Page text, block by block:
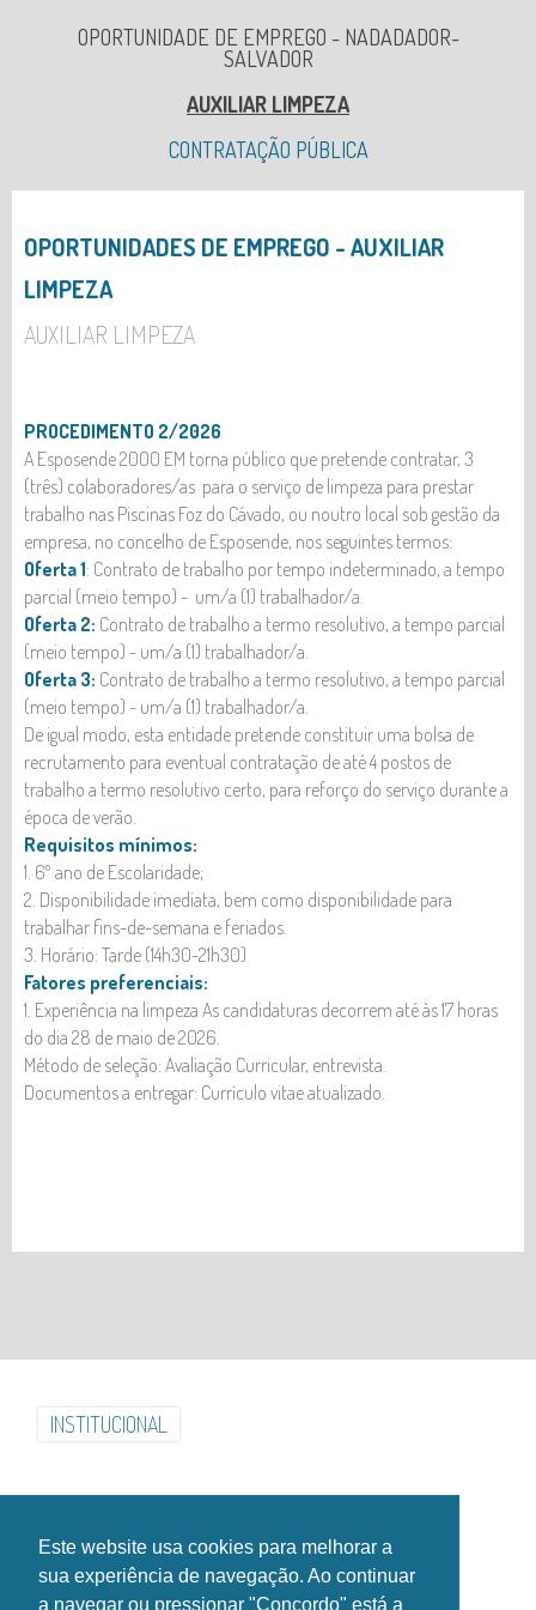
Este website usa cookies para melhorar a
sua experiência de navegação. Ao continuar
a navegar ou pressionar "Concordo" está a
OPORTUNIDADE DE EMPREGO - NADADADOR-
SALVADOR
AUXILIAR LIMPEZA
CONTRATAÇÃO PÚBLICA
AJUSTES DIRETOS
CONCURSOS PÚBLICOS
HASTA PÚBLICA - ATRIBUIÇÃO ESPAÇOS - ESPOSENDE
OPORTUNIDADES DE EMPREGO - AUXILIAR
LIMPEZA
AUXILIAR LIMPEZA
PROCEDIMENTO 2/2026
A Esposende 2000 EM torna público que pretende contratar, 3
(três) colaboradores/as para o serviço de limpeza para prestar
trabalho nas Piscinas Foz do Cávado, ou noutro local sob gestão da
empresa, no concelho de Esposende, nos seguintes termos:
Oferta 1: Contrato de trabalho por tempo indeterminado, a tempo
parcial (meio tempo) - um/a (1) trabalhador/a.
Oferta 2: Contrato de trabalho a termo resolutivo, a tempo parcial
(meio tempo) - um/a (1) trabalhador/a.
Oferta 3: Contrato de trabalho a termo resolutivo, a tempo parcial
(meio tempo) - um/a (1) trabalhador/a.
De igual modo, esta entidade pretende constituir uma bolsa de
recrutamento para eventual contratação de até 4 postos de
trabalho a termo resolutivo certo, para reforço do serviço durante a
época de verão.
Requisitos mínimos:
1. 6º ano de Escolaridade;
2. Disponibilidade imediata, bem como disponibilidade para
trabalhar fins-de-semana e feriados.
3. Horário: Tarde (14h30-21h30)
Fatores preferenciais:
1. Experiência na limpeza As candidaturas decorrem até às 17 horas
do dia 28 de maio de 2026.
Método de seleção: Avaliação Curricular, entrevista.
Documentos a entregar: Currículo vitae atualizado.
INSTITUCIONAL
SIGA-NOS NAS REDES SOCIAIS!